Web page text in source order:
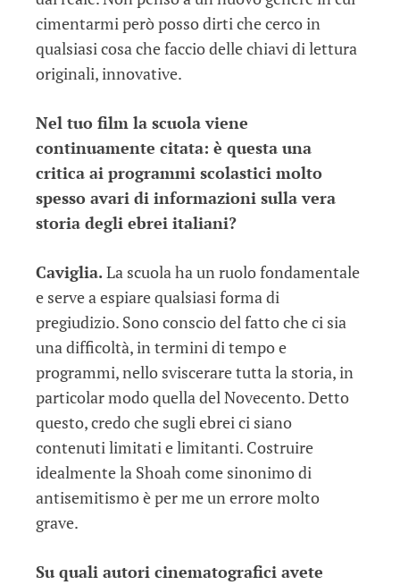
cimentarmi però posso dirti che cerco in
qualsiasi cosa che faccio delle chiavi di lettura
originali, innovative.
Nel tuo film la scuola viene
continuamente citata: è questa una
critica ai programmi scolastici molto
spesso avari di informazioni sulla vera
storia degli ebrei italiani?
Caviglia.La scuola ha un ruolo fondamentale
e serve a espiare qualsiasi forma di
pregiudizio. Sono conscio del fatto che ci sia
una difficoltà, in termini di tempo e
programmi, nello sviscerare tutta la storia, in
particolar modo quella del Novecento. Detto
questo, credo che sugli ebrei ci siano
contenuti limitati e limitanti. Costruire
idealmente la Shoah come sinonimo di
antisemitismo è per me un errore molto
grave.
Su quali autori cinematografici avete